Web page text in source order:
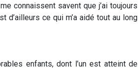
connaissent savent que j’ai toujours
d’ailleurs ce qui m’a aidé tout au long
enfants, dont l’un est atteint de